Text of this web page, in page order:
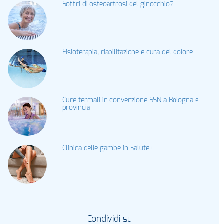
Soffri di osteoartrosi del ginocchio?
Fisioterapia, riabilitazione e cura del dolore
Cure termali in convenzione SSN a Bologna e
provincia
Clinica delle gambe in Salute+
Condividi su